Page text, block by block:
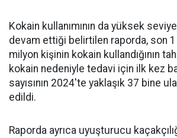
Kokain kullanımının da yüksek
devam ettiği belirtilen raporda, son 1
milyon kişinin kokain kullandığının
kokain nedeniyle tedavi için ilk kez
sayısının 2024'te yaklaşık 37 bine
edildi.
Raporda ayrıca uyuşturucu